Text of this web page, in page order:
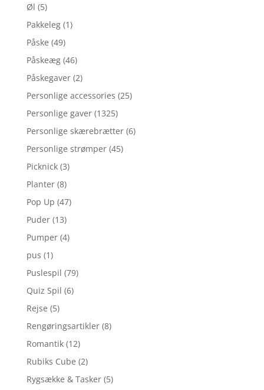
Øl (5)
Pakkeleg (1)
Påske (49)
Påskeæg (46)
Påskegaver (2)
Personlige accessories (25)
Personlige gaver (1325)
Personlige skærebrætter (6)
Personlige strømper (45)
Picknick (3)
Planter (8)
Pop Up (47)
Puder (13)
Pumper (4)
pus (1)
Puslespil (79)
Quiz Spil (6)
Rejse (5)
Rengøringsartikler (8)
Romantik (12)
Rubiks Cube (2)
Rygsække & Tasker (5)